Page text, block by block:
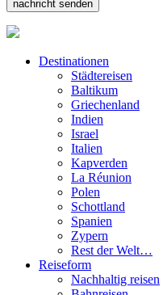
Destinationen
Städtereisen
Baltikum
Griechenland
Indien
Israel
Italien
Kapverden
La Réunion
Polen
Schottland
Spanien
Zypern
Rest der Welt…
Reiseform
Nachhaltig reisen